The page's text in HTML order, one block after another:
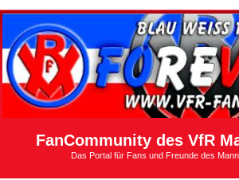
FanCommunity des VfR
Das Portal für Fans und Freunde des